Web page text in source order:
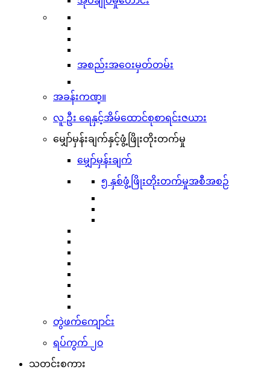
အစည်းအဝေးမှတ်တမ်း
အခန်းကဏ္။
လူ ဦး ရေနှင့်အိမ်ထောင်စုစာရင်းဇယား
မျှော်မှန်းချက်နှင့်ဖွံ့ဖြိုးတိုးတက်မှု
မျှော်မှန်းချက်
၅ နှစ်ဖွံ့ဖြိုးတိုးတက်မှုအစီအစဉ်
တွဲဖက်ကျောင်း
ရပ်ကွက် ၂၀
သတင်းစကား